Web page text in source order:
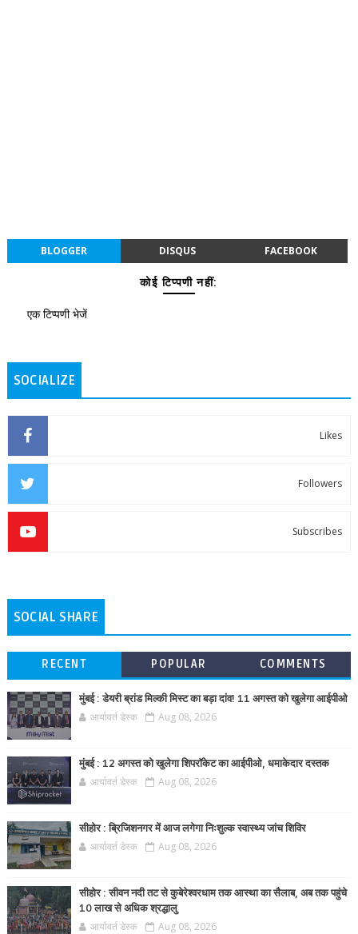
BLOGGER DISQUS FACEBOOK
कोई टिप्पणी नहीं:
एक टिप्पणी भेजें
SOCIALIZE
Likes
Followers
Subscribes
SOCIAL SHARE
RECENT POPULAR COMMENTS
मुंबई : डेयरी ब्रांड मिल्की मिस्ट का बड़ा दांव! 11 अगस्त को खुलेगा आईपीओ
आर्यावर्त डेस्क Aug 08, 2026
मुंबई : 12 अगस्त को खुलेगा शिपरॉकेट का आईपीओ, धमाकेदार दस्तक
आर्यावर्त डेस्क Aug 08, 2026
सीहोर : ब्रिजिशनगर में आज लगेगा निःशुल्क स्वास्थ्य जांच शिविर
आर्यावर्त डेस्क Aug 08, 2026
सीहोर : सीवन नदी तट से कुबेरेश्वरधाम तक आस्था का सैलाब, अब तक पहुंचे
10 लाख से अधिक श्रद्धालु
आर्यावर्त डेस्क Aug 08, 2026